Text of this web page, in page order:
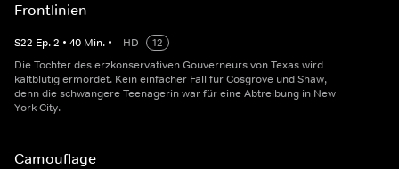
Frontlinien
S22 Ep.2 • 40 Min. • HD
12
Die Tochter des erzkonservativen Gouverneurs von Texas wird
kaltblütig ermordet. Kein einfacher Fall für Cosgrove und Shaw,
denn die schwangere Teenagerin war für eine Abtreibung in New
York City.
Camouflage